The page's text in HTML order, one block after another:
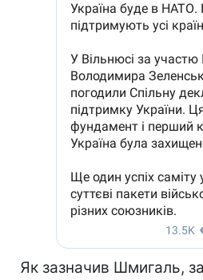
Як зазначив Шмигаль,